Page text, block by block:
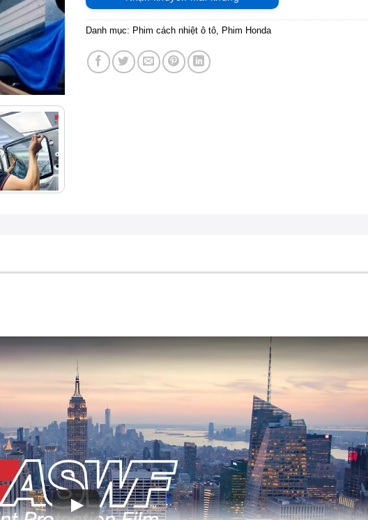
Danh mục: Phim cách nhiệt ô tô Phim Honda